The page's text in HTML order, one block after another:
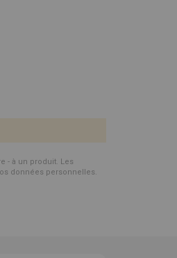
- à un produit. Les
données personnelles.